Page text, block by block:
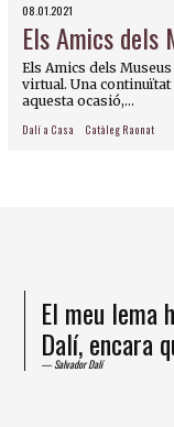
08.01.2021
Els Amics dels
Els Amics dels
virtual. Una
aquesta ocasió,...
Dalí a Casa Catàleg Raonat
El meu lema
Dalí, encara
Salvador Dalí